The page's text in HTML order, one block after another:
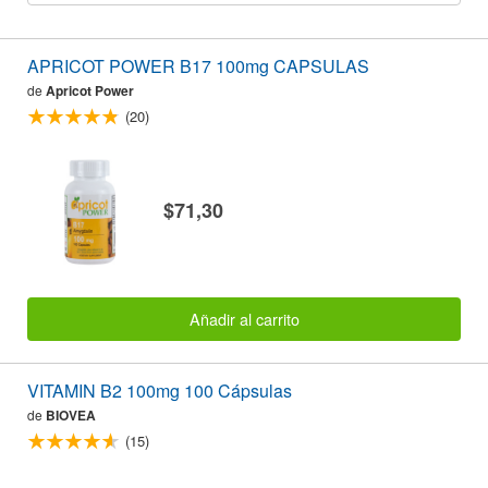
APRICOT POWER B17 100mg CAPSULAS
de Apricot Power
(20)
$71,30
Añadir al carrito
VITAMIN B2 100mg 100 Cápsulas
de BIOVEA
(15)